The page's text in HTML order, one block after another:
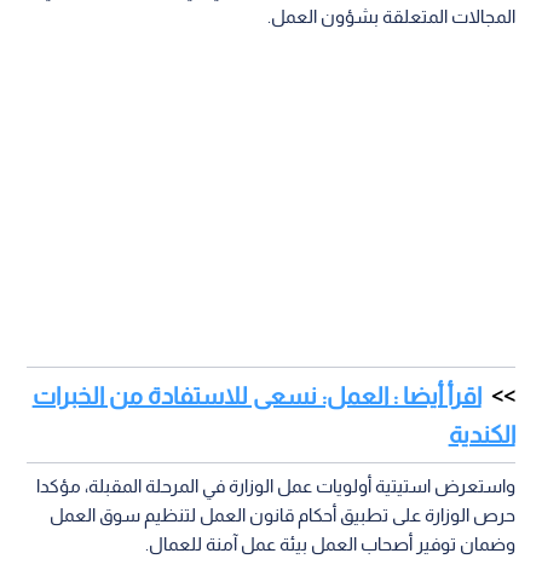
المجالات المتعلقة بشؤون العمل.
اقرأ أيضا : العمل: نسعى للاستفادة من الخبرات
الكندية
واستعرض استيتية أولويات عمل الوزارة في المرحلة المقبلة، مؤكدا
حرص الوزارة على تطبيق أحكام قانون العمل لتنظيم سوق العمل
وضمان توفير أصحاب العمل بيئة عمل آمنة للعمال.